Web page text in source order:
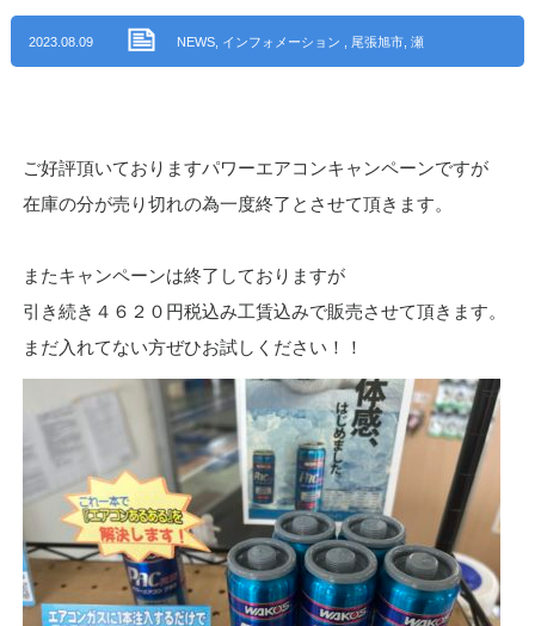
2023.08.09 NEWS, インフォメーション 尾張旭市, 瀬
春日井市,名古屋市北区,名古屋市千種区 ,
瑞穂区 海部郡,豊田市 ,北名古屋市 , 三重
県名張市,岐阜県多治見市 ,東海市
市緑区, 岐阜県安八郡, 名古屋市中区,安城
市,岐阜県羽島市, 名古屋市天白区, 西春日
井郡,愛知県丹羽郡,長野県安曇野市,福井
県越前市,犬山市,三重県津市, 静岡県, 静
岡県浜松市,愛知県弥富市,小牧市 ,三重県
ご好評頂いておりますパワーエアコンキャンペーンですが
在庫の分が売り切れの為一度終了とさせて頂きます。
またキャンペーンは終了しておりますが
引き続き４６２０円税込み工賃込みで販売させて頂きます。
まだ入れてない方ぜひお試しください！！